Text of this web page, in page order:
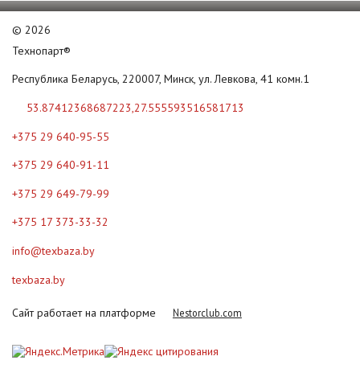
© 2026
Технопарт®
Республика Беларусь, 220007, Минск, ул. Левкова, 41 комн.1
53.87412368687223,27.555593516581713
+375 29 640-95-55
+375 29 640-91-11
+375 29 649-79-99
+375 17 373-33-32
info@texbaza.by
texbaza.by
Сайт работает на платформе Nestorclub.com